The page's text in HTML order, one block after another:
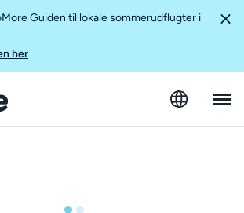
Guiden til lokale sommerudflugter i
her